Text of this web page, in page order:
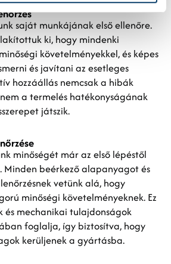
saját munkájának első ellenőre.
ki, hogy mindenki
követelményekkel, és képes
és javítani az esetleges
hozzáállás nemcsak a hibák
a termelés hatékonyságának
játszik.
minőségét már az első lépéstől
Minden beérkező alapanyagot és
vetünk alá, hogy
minőségi követelményeknek. Ez
és mechanikai tulajdonságok
foglalja, így biztosítva, hogy
kerüljenek a gyártásba.